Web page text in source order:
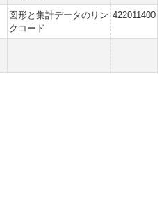
図形と集計データのリン
クコード
422011400